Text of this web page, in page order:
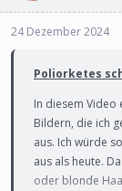
24 Dezember 2024
Poliorketes
In diesem Video
Bildern, die ich
aus. Ich würde
aus als heute.
oder blonde